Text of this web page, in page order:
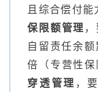
且综合偿付
保限额管理
自留责任余
倍（专营性
穿透管理 ，